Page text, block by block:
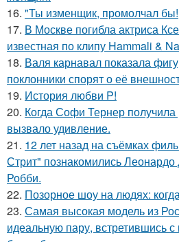
16. "Ты изменщик, промолчал бы!
17. В Москве погибла актриса
известная по клипу Hammali &
18. Валя карнавал показала
поклонники спорят о её
19. История любви P!
20. Когда Софи Тернер
вызвало удивление.
21. 12 лет назад на съёмках
Стрит" познакомились
Робби.
22. Позорное шоу на людях:
23. Самая высокая модель из
идеальную пару, встретившись